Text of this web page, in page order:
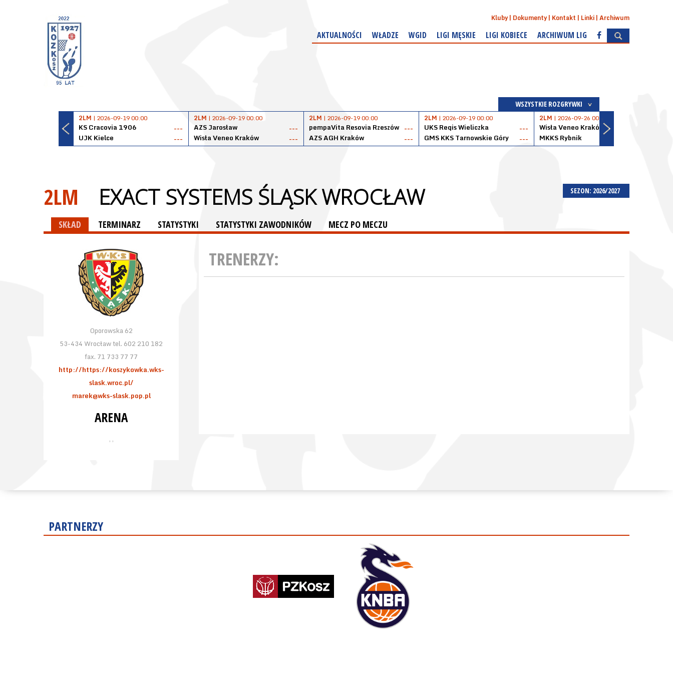
Kluby Dokumenty Kontakt Linki Archiwum
AKTUALNOŚCI WŁADZE WGID LIGI MĘSKIE LIGI KOBIECE ARCHIWUM LIG
WSZYSTKIE ROZGRYWKI
2LM | 2026-09-19 00:00
KS Cracovia 1906
---
UJK Kielce
---
2LM | 2026-09-19 00:00
AZS Jarosław
---
Wisła Veneo Kraków
---
2LM | 2026-09-19 00:00
pempaVita Resovia Rzeszów ---
AZS AGH Kraków
---
2LM | 2026-09-19 00:00
UKS Regis Wieliczka
---
GMS KKS Tarnowskie Góry
---
2LM | 2026-09-26 00:00
Wisła Veneo Kraków
MKKS Rybnik
SEZON: 2026/2027
2LM EXACT SYSTEMS ŚLĄSK WROCŁAW
SKŁAD TERMINARZ STATYSTYKI STATYSTYKI ZAWODNIKÓW MECZ PO MECZU
Oporowska 62
53-434 Wrocław tel. 602 210 182
fax. 71 733 77 77
http://https://koszykowka.wks-
slask.wroc.pl/
marek@wks-slask.pop.pl
ARENA
, ,
TRENERZY:
PARTNERZY